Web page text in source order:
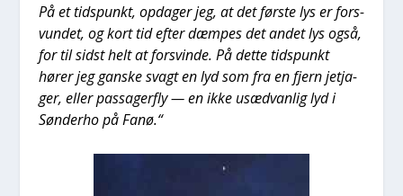
På et tids­punkt, opda­ger jeg, at det før­ste lys er for­s­
vun­det, og kort tid efter dæm­pes det andet lys også,
for til sidst helt at for­svin­de. På det­te tids­punkt
hører jeg gan­ske svagt en lyd som fra en fjern jetj­a­
ger, eller pas­sa­ger­fly — en ikke usæd­van­lig lyd i
Søn­der­ho på Fanø.“